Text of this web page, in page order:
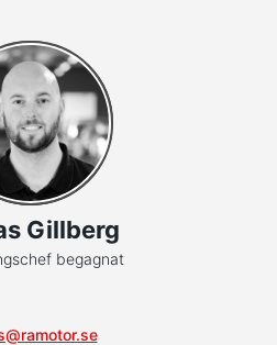
Gillberg
begagnat